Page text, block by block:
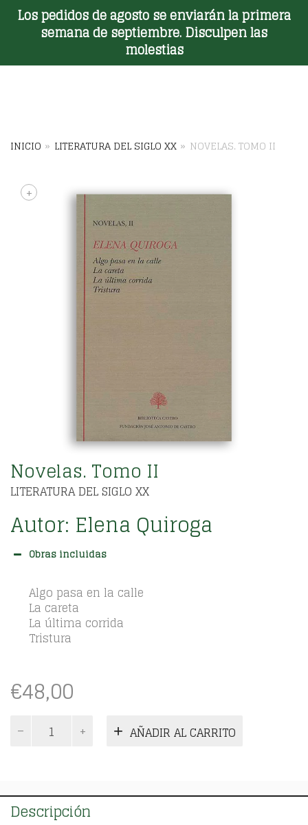
Los pedidos de agosto se enviarán la primera
semana de septiembre. Disculpen las
molestias
Toggle Menu
INICIO » LITERATURA DEL SIGLO XX » NOVELAS. TOMO II
+
Novelas. Tomo II
LITERATURA DEL SIGLO XX
Autor: Elena Quiroga
Obras incluidas
Algo pasa en la calle
La careta
La última corrida
Tristura
€48,00
Novelas.
Tomo AÑADIR AL CARRITO
Descripción